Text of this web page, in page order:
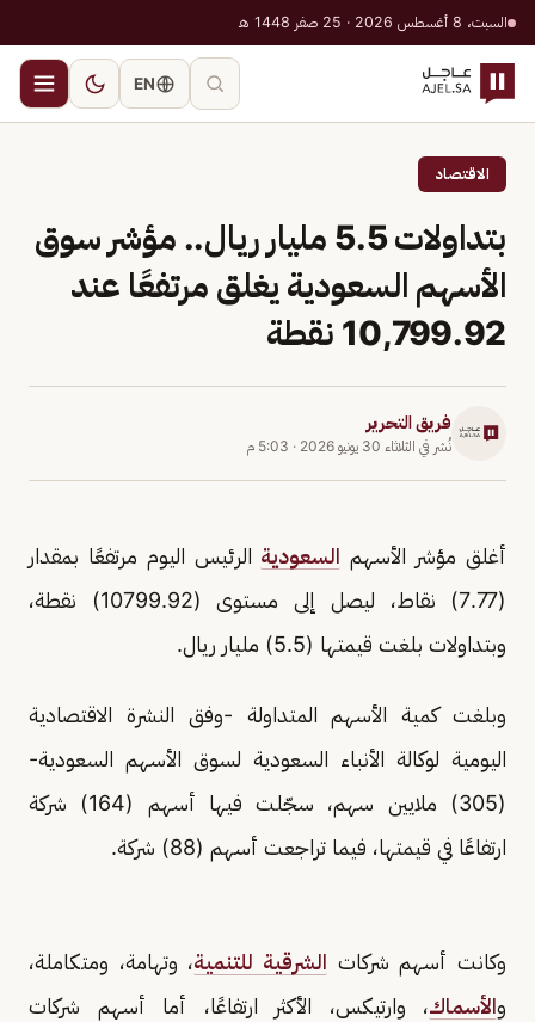
السبت، 8 أغسطس 2026 · 25 صفر 1448 هـ
EN
الاقتصاد
بتداولات 5.5 مليار ريال.. مؤشر سوق
الأسهم السعودية يغلق مرتفعًا عند
10,799.92 نقطة
فريق التحرير
نُشر في الثلاثاء 30 يونيو 2026 · 5:03 م
أغلق مؤشر الأسهم السعودية الرئيس اليوم مرتفعًا بمقدار
(7.77) نقاط، ليصل إلى مستوى (10799.92) نقطة،
وبتداولات بلغت قيمتها (5.5) مليار ريال.
وبلغت كمية الأسهم المتداولة -وفق النشرة الاقتصادية
اليومية لوكالة الأنباء السعودية لسوق الأسهم السعودية-
(305) ملايين سهم، سجّلت فيها أسهم (164) شركة
ارتفاعًا في قيمتها، فيما تراجعت أسهم (88) شركة.
وكانت أسهم شركات الشرقية للتنمية، وتهامة، ومتكاملة،
والأسماك، وارتيكس، الأكثر ارتفاعًا، أما أسهم شركات